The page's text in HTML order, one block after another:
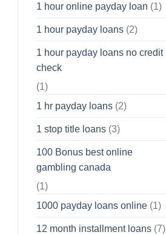
1 hour online payday loan (1)
1 hour payday loans(2)
1 hour payday loans no credit
check
(1)
1 hr payday loans(2)
1 stop title loans(3)
100 Bonus best online
gambling canada
(1)
1000 payday loans online(1)
12 month installment loans(7)